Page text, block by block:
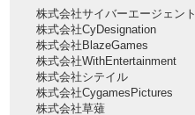
株式会社サイバーエージェント
株式会社CyDesignation
株式会社BlazeGames
株式会社WithEntertainment
株式会社シテイル
株式会社CygamesPictures
株式会社草薙